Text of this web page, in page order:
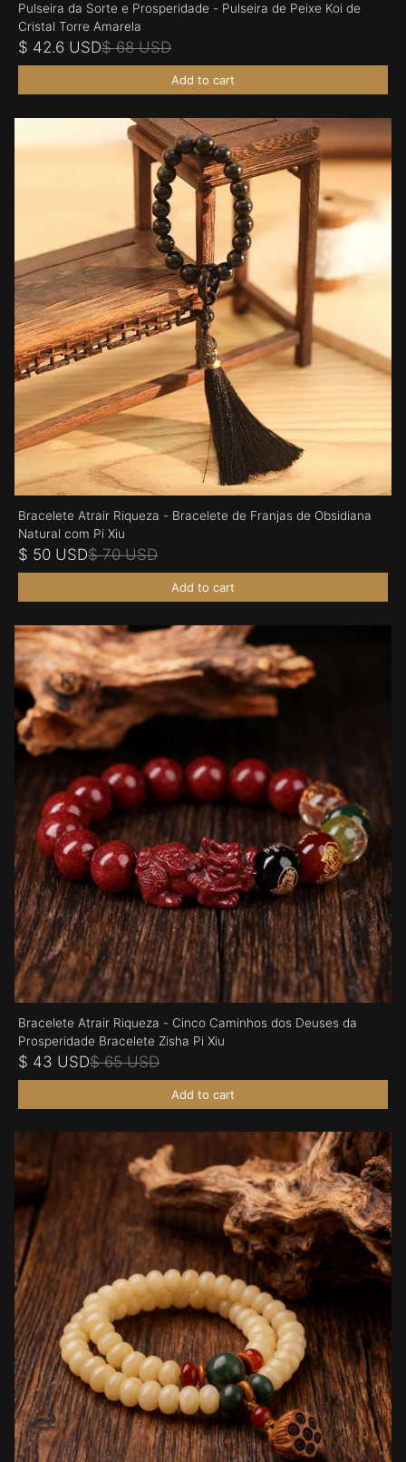
Pulseira da Sorte e Prosperidade - Pulseira de Peixe Koi de
Cristal Torre Amarela
$ 42.6 USD$ 68 USD
Add to cart
Bracelete Atrair Riqueza - Bracelete de Franjas de Obsidiana
Natural com Pi Xiu
$ 50 USD$ 70 USD
Add to cart
Bracelete Atrair Riqueza - Cinco Caminhos dos Deuses da
Prosperidade Bracelete Zisha Pi Xiu
$ 43 USD$ 65 USD
Add to cart